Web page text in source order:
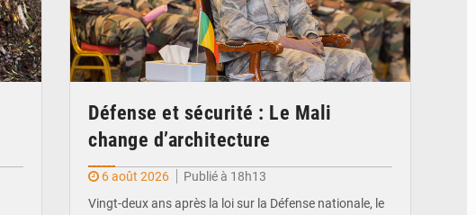
Défense et sécurité : Le Mali
change d’architecture
6 août 2026
Publié à 18h13
Vingt-deux ans après la loi sur la Défense nationale, le